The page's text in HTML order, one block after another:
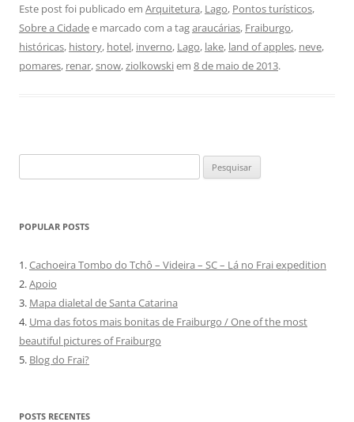
Este post foi publicado em Arquitetura, Lago, Pontos turísticos,
Sobre a Cidadee marcado com a tagaraucárias, Fraiburgo,
históricas, history, hotel, inverno, Lago, lake, land of apples, neve,
pomares, renar,snow,ziolkowskiem 8 de maio de 2013.
por:
POPULAR POSTS
1.Cachoeira Tombo do Tchô – Videira – SC – Lá no Frai expedition
2.Apoio
3. Mapa dialetal de Santa Catarina
4. Uma das fotos mais bonitas de Fraiburgo / One of the most
beautiful pictures of Fraiburgo
5. Blog do Frai?
POSTS RECENTES